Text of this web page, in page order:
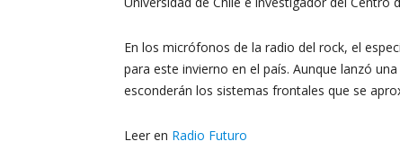
En los micrófonos de la radio del rock, el
para este invierno en el país. Aunque lanzó
esconderán los sistemas frontales que se
Leer en Radio Futuro